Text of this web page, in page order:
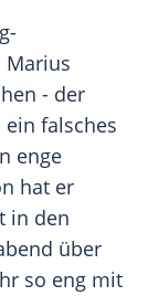
Marius
- der
falsches
enge
hat er
in den
über
so eng mit